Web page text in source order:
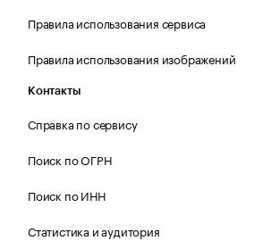
Правила использования сервиса
Правила использования изображений
Контакты
Справка по сервису
Поиск по ОГРН
Поиск по ИНН
Статистика и аудитория